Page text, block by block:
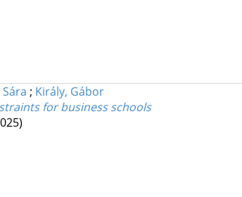
; Király, Gábor
for business schools